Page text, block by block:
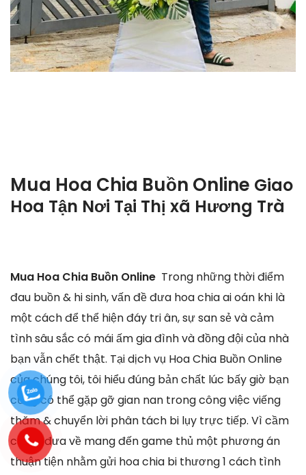
Mua Hoa Chia Buồn Online Giao
Hoa Tận Nơi Tại Thị xã Hương Trà
Mua Hoa Chia Buồn Online Trong những thời điểm
đau buồn & hi sinh, vấn đề đưa hoa chia ai oán khi là
một cách để thể hiện đáy tri ân, sự san sẻ và cảm
tình sâu sắc có mái ấm gia đình và đồng đội của nhà
bạn vẫn chết thật. Tại dịch vụ Hoa Chia Buồn Online
của chúng tôi, tôi hiểu đúng bản chất lúc bấy giờ bạn
cũng có thể gặp gỡ gian nan trong công việc viếng
thăm & chuyển lời phân tách bi lụy trực tiếp. Vì cầm
cố, tôi đưa về mang đến game thủ một phương án
thuận tiện nhằm gửi hoa chia bi thương 1 cách tình